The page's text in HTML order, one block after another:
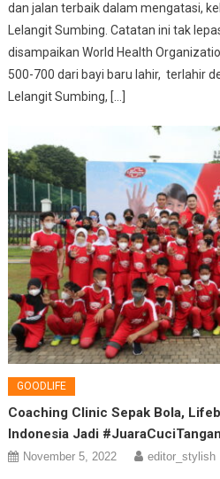
dan jalan terbaik dalam mengatasi,
Lelangit Sumbing. Catatan ini tak
disampaikan World Health
500-700 dari bayi baru lahir, terlahir
Lelangit Sumbing, […]
GOODLIFE
Coaching Clinic Sepak Bola,
Indonesia Jadi #JuaraCuciTangan
November 5, 2022 editor_stylish